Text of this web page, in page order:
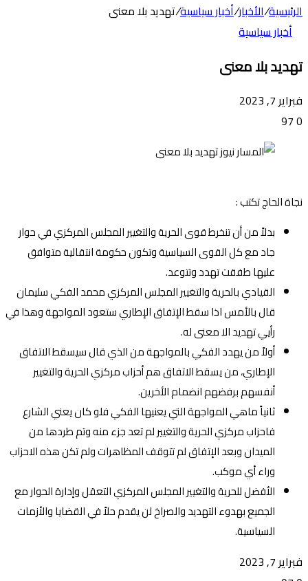
الرئيسية/الأخبار/أخبار سياسية/تهديد بلا معنى
أخبار سياسية
تهديد بلا معنى
فبراير 7, 2023
0
نجاة الحاج تكتب :
بدلاً من أن تنخرط قوى الحرية والتغيير المجلس المركزي في حوار
جاد مع كل القوى السياسية وتكون حكومة انتقالية متوافق
عليها طفقت تهدد وتتوعد.
القيادي بالحرية والتغيير المجلس المركزي محمد الفكي سليمان
قال بالأمس اذا سقط الإتفاق الإطاري ستعود المواجهة وهذا في
رأيي تهديد الا معنى له.
أولاً من يهدد الفكي بالمواجهة من الذي قال سيسقط الاتفاق
الإطاري، من يسقط الاتفاق هم أحزاب مركزي الحرية والتغيير
أنفسهم برفضهم انضمام الأخرين.
ثانياً ماهي المواجهة التي يعنيها الفكي فلو كان يعني الشارع
فاحزاب مركزي الحرية والتغيير لم تعد جزء منه وتم طردها من
الميدان وبعد الإتفاق لم تتوقف المظاهرات ولم تكن هذه الاحزاب
وراء أي موكب.
الأفضل للحرية والتغيير المجلس المركزي التعقل وإدارة الحوار مع
الجميع بهدوء التهديد والصراخ لن يقدم حلاً في القضايا والأزمات
السياسية.
فبراير 7, 2023